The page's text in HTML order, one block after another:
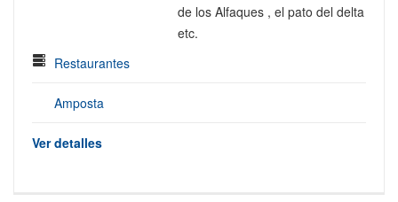
de los Alfaques , el pato del delta
etc.
Restaurantes
Amposta
Ver detalles